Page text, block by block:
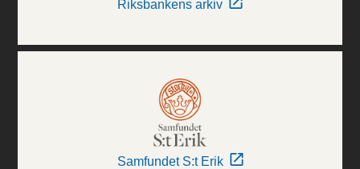
Riksbankens arkiv
Samfundet S:t Erik